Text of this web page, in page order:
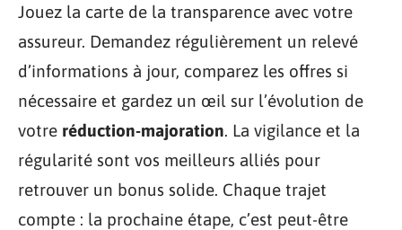
Jouez la carte de la transparence avec votre
assureur. Demandez régulièrement un relevé
d’informations à jour, comparez les offres si
nécessaire et gardez un œil sur l’évolution de
votre réduction-majoration. La vigilance et la
régularité sont vos meilleurs alliés pour
retrouver un bonus solide. Chaque trajet
compte : la prochaine étape, c’est peut-être